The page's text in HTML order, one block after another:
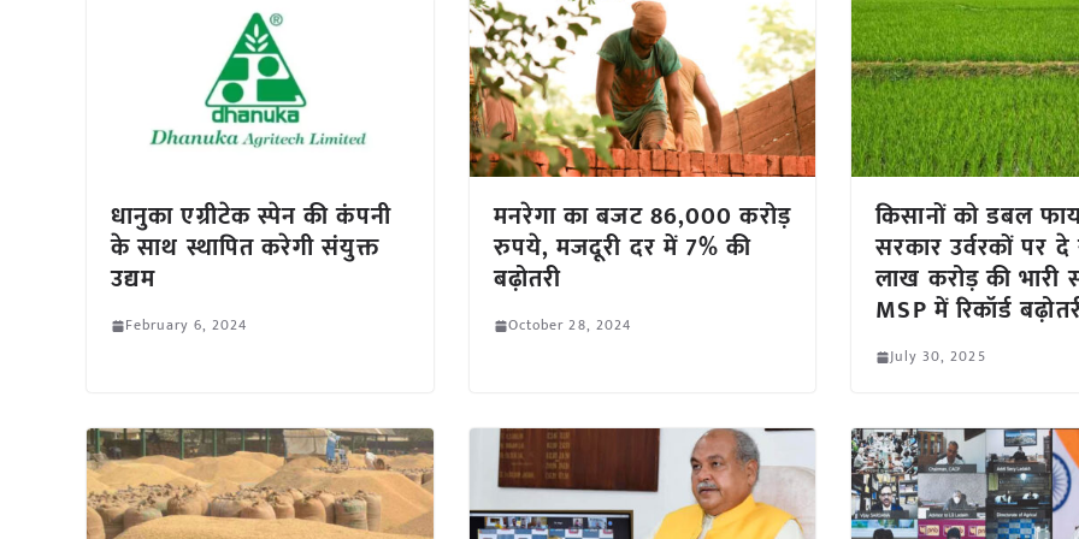
धानुका एग्रीटेक स्पेन की कंपनी
के साथ स्थापित करेगी संयुक्त
उद्यम
February 6, 2024
मनरेगा का बजट 86,000 करोड़
रुपये, मजदूरी दर में 7% की
बढ़ोतरी
October 28, 2024
किसानों को डबल
सरकार उर्वरकों पर दे
लाख करोड़ की भारी
MSP में रिकॉर्ड
July 30, 2025